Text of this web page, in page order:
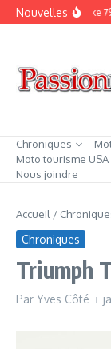
Aller au contenu
NouvellesKTM Duke
Chroniques
Moto tourisme USA
Nous joindre
Accueil /
Chroniques
Triumph
Par Yves Côté